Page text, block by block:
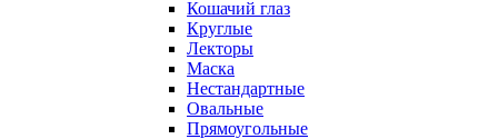
Кошачий глаз
Круглые
Лекторы
Маска
Нестандартные
Овальные
Прямоугольные